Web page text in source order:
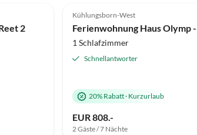
2
Kühlungsborn-West
1 Schlafzimmer
Schnellantworter
20% Rabatt· Kurzurlaub
EUR 808.-
2 Gäste / 7 Nächte